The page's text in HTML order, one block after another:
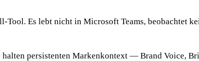
Tool. Es lebt nicht in Microsoft Teams, beobachtet
halten persistenten Markenkontext — Brand Voice,